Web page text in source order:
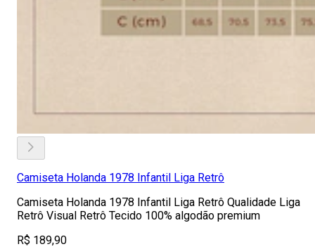
Camiseta Holanda 1978 Infantil Liga Retrô
Camiseta Holanda 1978 Infantil Liga Retrô Qualidade Liga
Retrô Visual Retrô Tecido 100% algodão premium
R$ 189,90